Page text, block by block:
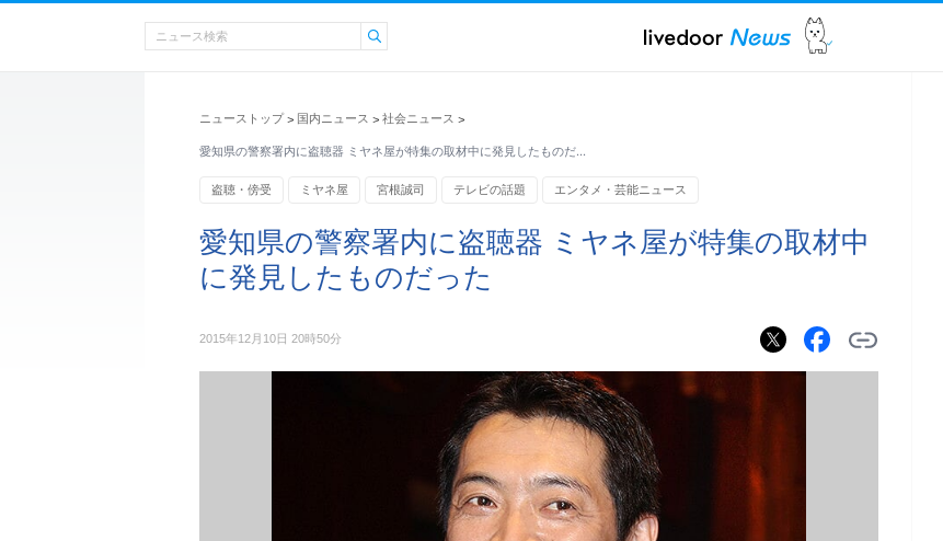
ニューストップ > 国内ニュース > 社会ニュース >
愛知県の警察署内に盗聴器 ミヤネ屋が特集の取材中に発見したものだ…
盗聴・傍受 ミヤネ屋 宮根誠司 テレビの話題 エンタメ・芸能ニュース
愛知県の警察署内に盗聴器 ミヤネ屋が特集の取材中
に発見したものだった
2015年12月10日 20時50分